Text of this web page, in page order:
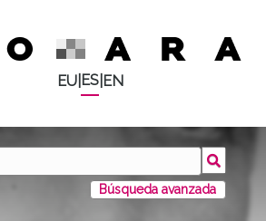
EU| ES| EN
Búsqueda avanzada